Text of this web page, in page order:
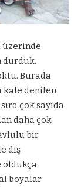
üzerinde
durduk.
Burada
kale denilen
çok sayıda
daha çok
bir
dış
oldukça
boyalar